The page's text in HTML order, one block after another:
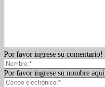
Por favor ingrese su comentario!
Por favor ingrese su nombre aquí